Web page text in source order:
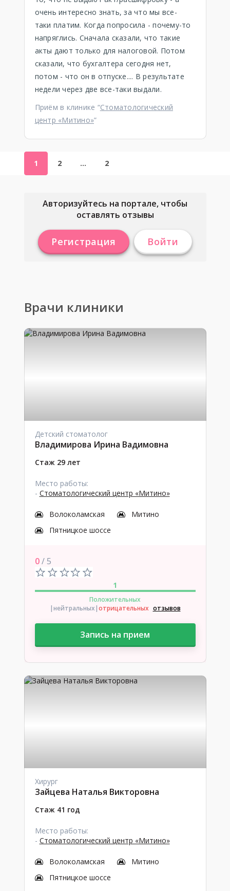
очень интересно знать, за что мы все-
таки платим. Когда попросила - почему-то
напряглись. Сначала сказали, что такие
акты дают только для налоговой. Потом
сказали, что бухгалтера сегодня нет,
потом - что он в отпуске.... В результате
недели через две все-таки выдали.
Приём в клинике “Стоматологический
центр «Митино»”
1 2 … 2
Авторизуйтесь на портале, чтобы
оставлять отзывы
Регистрация Войти
Врачи клиники
Детский стоматолог
Владимирова Ирина Вадимовна
Стаж 29 лет
Место работы:
- Стоматологический центр «Митино»
Волоколамская
Митино
Пятницкое шоссе
0/ 5
1
Положительных
|нейтральных|отрицательных отзывов
Запись на прием
Хирург
Зайцева Наталья Викторовна
Стаж 41 год
Место работы:
- Стоматологический центр «Митино»
Волоколамская
Митино
Пятницкое шоссе